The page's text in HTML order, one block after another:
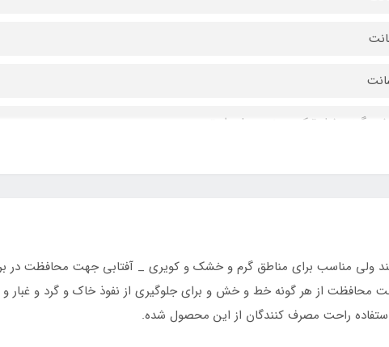
ضد گرد و غبار ترکیب پنبه و پلی استر
مناسب برای مناطق گرم و خشک و کویری _ آفتابی جهت محافظت در
محافظت از هر گونه خط و خش و برای جلوگیری از نفوذ خاک و گرد و غبار و
راحت مصرف کنندگان از این محصول شده.